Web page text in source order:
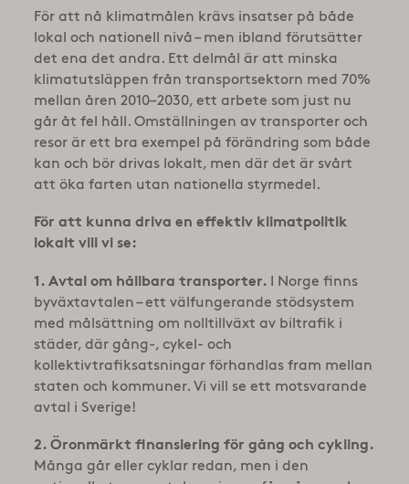
För att nå klimatmålen krävs insatser på både
lokal och nationell nivå – men ibland förutsätter
det ena det andra. Ett delmål är att minska
klimatutsläppen från transportsektorn med 70%
mellan åren 2010–2030, ett arbete som just nu
går åt fel håll. Omställningen av transporter och
resor är ett bra exempel på förändring som både
kan och bör drivas lokalt, men där det är svårt
att öka farten utan nationella styrmedel.
För att kunna driva en effektiv klimatpolitik
lokalt vill vi se:
1. Avtal om hållbara transporter. I Norge finns
byväxtavtalen – ett välfungerande stödsystem
med målsättning om nolltillväxt av biltrafik i
städer, där gång-, cykel- och
kollektivtrafiksatsningar förhandlas fram mellan
staten och kommuner. Vi vill se ett motsvarande
avtal i Sverige!
2. Öronmärkt finansiering för gång och cykling.
Många går eller cyklar redan, men i den